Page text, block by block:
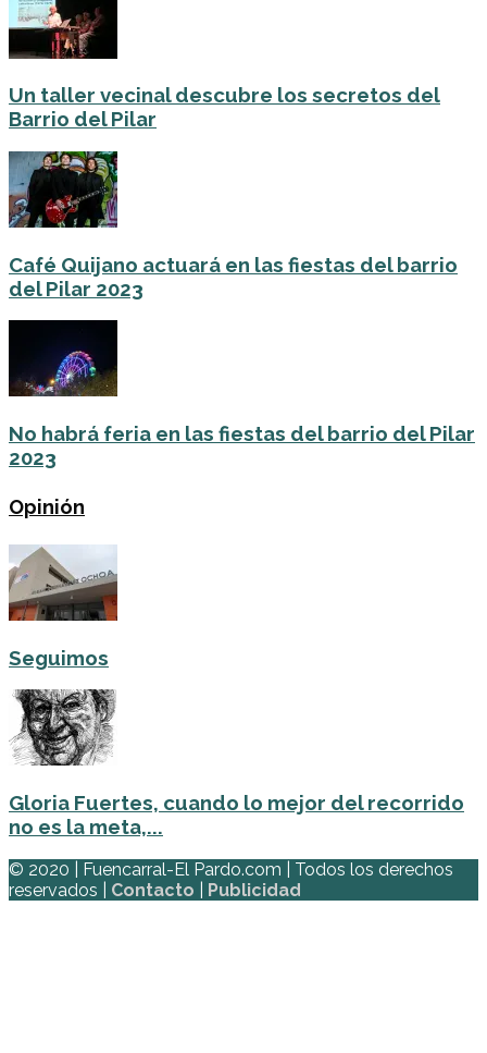
Un taller vecinal descubre los secretos del
Barrio del Pilar
Café Quijano actuará en las fiestas del barrio
del Pilar 2023
No habrá feria en las fiestas del barrio del Pilar
2023
Opinión
Seguimos
Gloria Fuertes, cuando lo mejor del recorrido
no es la meta,...
© 2020 | Fuencarral-El Pardo.com | Todos los derechos
reservados | Contacto Publicidad